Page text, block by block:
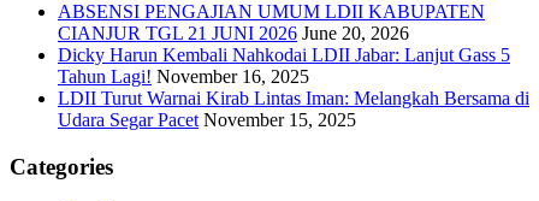
ABSENSI PENGAJIAN UMUM LDII KABUPATEN
CIANJUR TGL 21 JUNI 2026 June 20, 2026
Dicky Harun Kembali Nahkodai LDII Jabar: Lanjut Gass 5
Tahun Lagi! November 16, 2025
LDII Turut Warnai Kirab Lintas Iman: Melangkah Bersama di
Udara Segar Pacet November 15, 2025
Categories